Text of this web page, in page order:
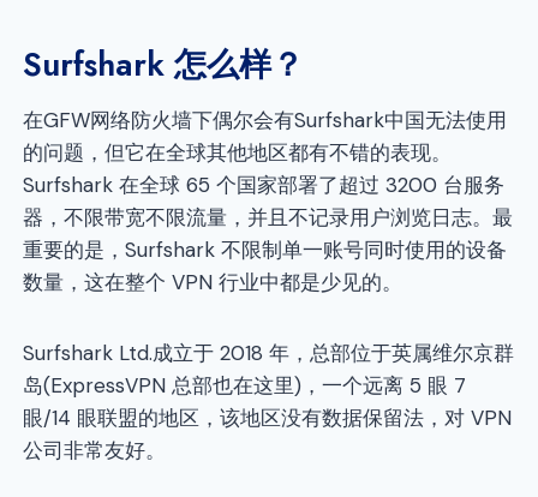
Surfshark 怎么样？
在GFW网络防火墙下偶尔会有Surfshark中国无法使用
的问题，但它在全球其他地区都有不错的表现。
Surfshark 在全球 65 个国家部署了超过 3200 台服务
器，不限带宽不限流量，并且不记录用户浏览日志。最
重要的是，Surfshark 不限制单一账号同时使用的设备
数量，这在整个 VPN 行业中都是少见的。
Surfshark Ltd.成立于 2018 年，总部位于英属维尔京群
岛(ExpressVPN 总部也在这里)，一个远离 5 眼 7
眼/14 眼联盟的地区，该地区没有数据保留法，对 VPN
公司非常友好。